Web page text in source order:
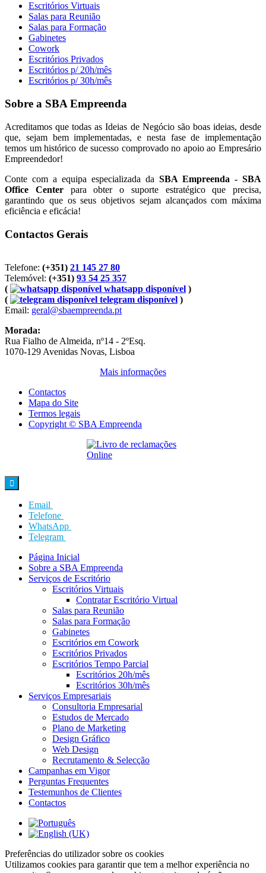
Escritórios Virtuais
Salas para Reunião
Salas para Formação
Gabinetes
Cowork
Escritórios Privados
Escritórios p/ 20h/mês
Escritórios p/ 30h/mês
Sobre a SBA Empreenda
Acreditamos que todas as Ideias de Negócio são boas ideias, desde
que, sejam bem implementadas, e nesta fase de implementação
temos um histórico de sucesso comprovado no apoio ao Empresário
Empreendedor!
Conte com a equipa especializada da SBA Empreenda - SBA
Office Centerpara obter o suporte estratégico que precisa,
garantindo que os seus objetivos sejam alcançados com máxima
eficiência e eficácia!
Contactos Gerais
Telefone: (+351) 21 145 27 80
Telemóvel: (+351) 93 54 25 357
(
whatsapp disponível )
(
telegram disponível )
Email: geral@sbaempreenda.pt
Morada:
Rua Fialho de Almeida, nº14 - 2ºEsq.
1070-129 Avenidas Novas, Lisboa
Mais informações
Contactos
Mapa do Site
Termos legais
Copyright © SBA Empreenda

Email
Telefone
WhatsApp
Telegram
Página Inicial
Sobre a SBA Empreenda
Serviços de Escritório
Escritórios Virtuais
Contratar Escritório Virtual
Salas para Reunião
Salas para Formação
Gabinetes
Escritórios em Cowork
Escritórios Privados
Escritórios Tempo Parcial
Escritórios 20h/mês
Escritórios 30h/mês
Serviços Empresariais
Consultoria Empresarial
Estudos de Mercado
Plano de Marketing
Design Gráfico
Web Design
Recrutamento & Selecção
Campanhas em Vigor
Perguntas Frequentes
Testemunhos de Clientes
Contactos
Preferências do utilizador sobre os cookies
Utilizamos cookies para garantir que tem a melhor experiência no